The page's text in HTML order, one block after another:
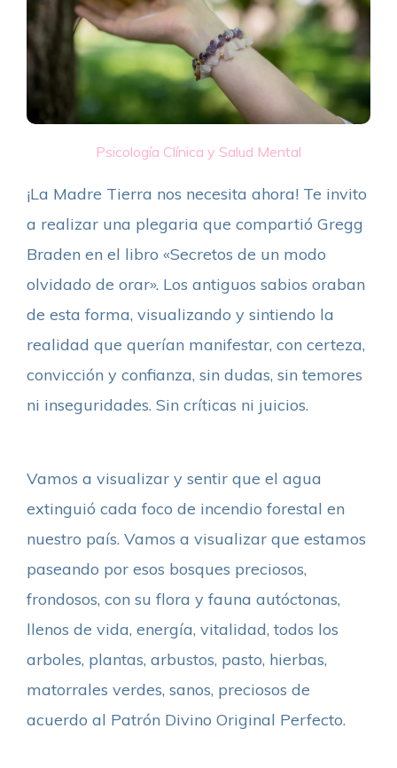
Psicología Clínica y Salud Mental
¡La Madre Tierra nos necesita ahora! Te invito
a realizar una plegaria que compartió Gregg
Braden en el libro «Secretos de un modo
olvidado de orar». Los antiguos sabios oraban
de esta forma, visualizando y sintiendo la
realidad que querían manifestar, con certeza,
convicción y confianza, sin dudas, sin temores
ni inseguridades. Sin críticas ni juicios.
Vamos a visualizar y sentir que el agua
extinguió cada foco de incendio forestal en
nuestro país. Vamos a visualizar que estamos
paseando por esos bosques preciosos,
frondosos, con su flora y fauna autóctonas,
llenos de vida, energía, vitalidad, todos los
arboles, plantas, arbustos, pasto, hierbas,
matorrales verdes, sanos, preciosos de
acuerdo al Patrón Divino Original Perfecto.